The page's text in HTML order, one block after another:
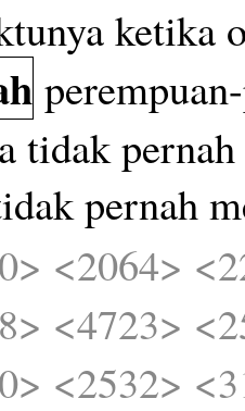
ketika
tidakpernah
pernah
<2064>
<4723>
<2532>